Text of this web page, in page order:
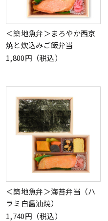
＜築地魚弁＞まろやか西京
焼と炊込みご飯弁当
1,800円（税込）
＜築地魚弁＞海苔弁当（ハ
ラミ白醤油焼）
1,740円（税込）